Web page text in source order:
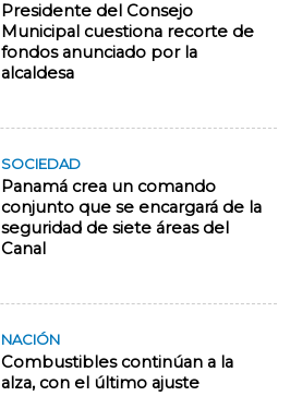
Presidente del Consejo
Municipal cuestiona recorte de
fondos anunciado por la
alcaldesa
SOCIEDAD
Panamá crea un comando
conjunto que se encargará de la
seguridad de siete áreas del
Canal
NACIÓN
Combustibles continúan a la
alza, con el último ajuste